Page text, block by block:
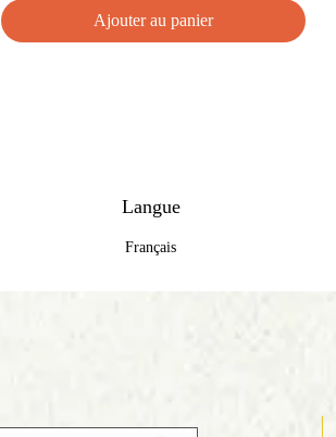
Ajouter au panier
Langue
Français